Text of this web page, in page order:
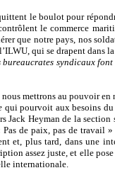
le boulot pour
le commerce
que notre pays, nos
qui se drapent dans
syndicaux font
mettrons au pouvoir
qui pourvoit aux besoins du
Jack Heyman de la
de paix, pas de travail
et, plus tard, dans une
assez juste, et elle
internationale.